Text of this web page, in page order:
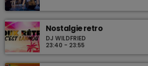
Nostalgie retro
DJ WILDFRIED
23:40 - 23:55